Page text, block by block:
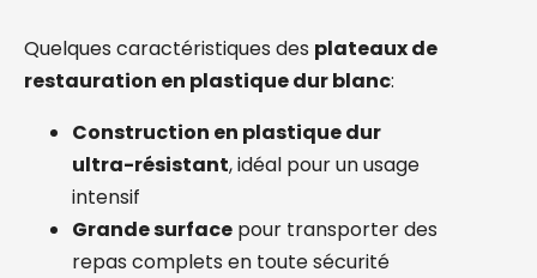
Quelques caractéristiques des plateaux de
restauration en plastique dur blanc:
Construction en plastique dur
ultra-résistant, idéal pour un usage
intensif
Grande surface pour transporter des
repas complets en toute sécurité